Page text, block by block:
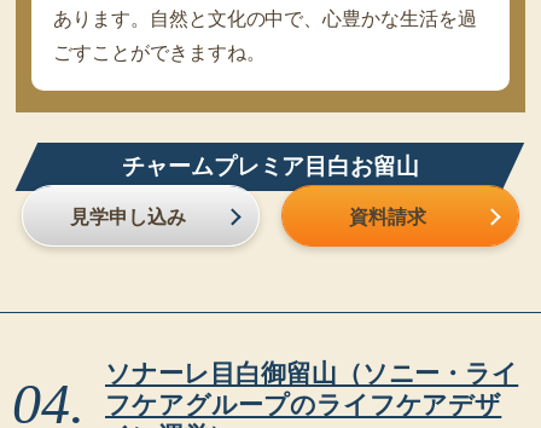
あります。自然と文化の中で、心豊かな生活を過
ごすことができますね。
チャームプレミア目白お留山
見学申し込み 資料請求
ソナーレ目白御留山（ソニー・ライ
フケアグループのライフケアデザ